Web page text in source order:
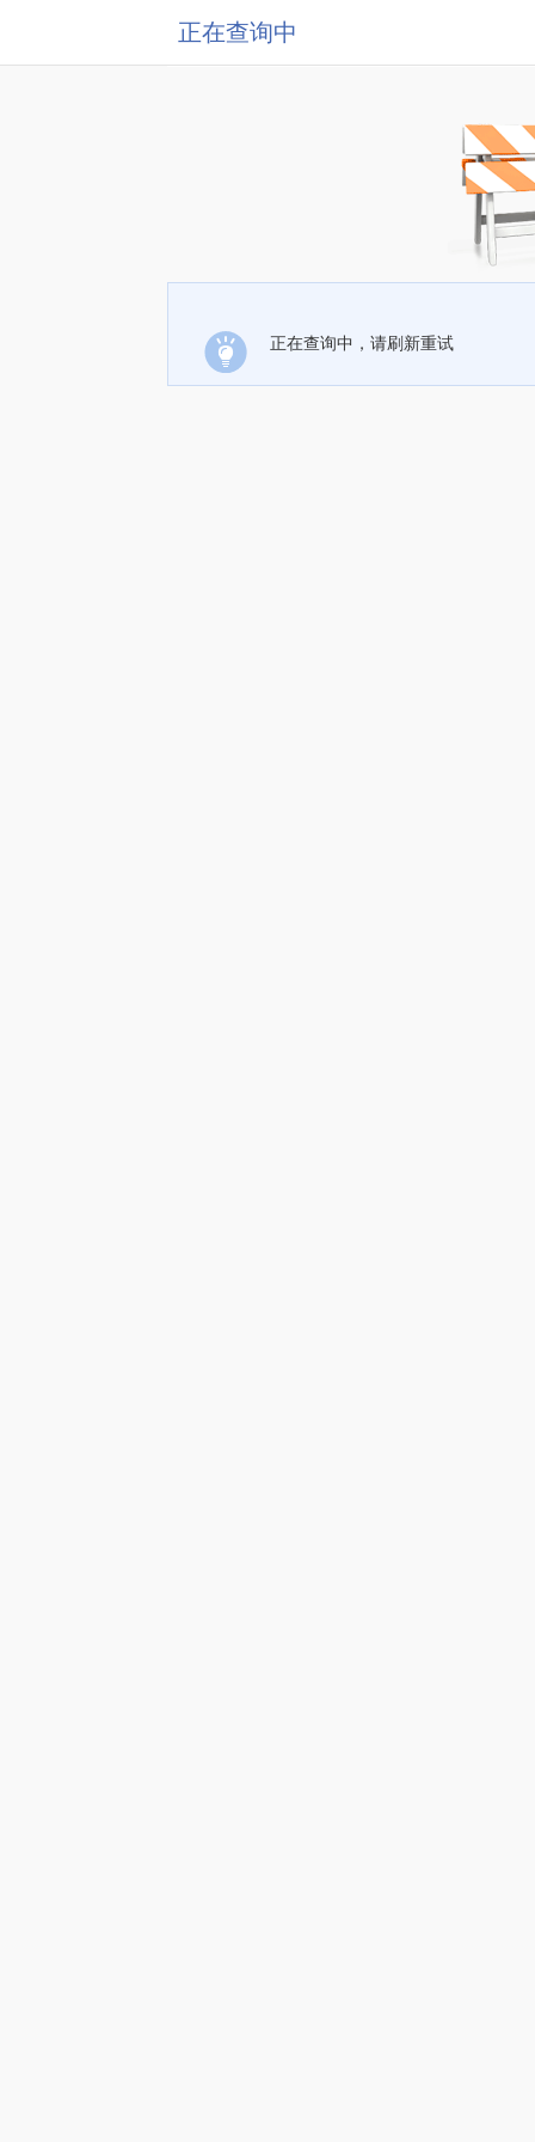
正在查询中
正在查询中，请刷新重试